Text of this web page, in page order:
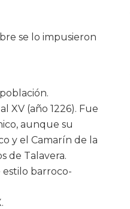
se lo impusieron
XV (año 1226). Fue
aunque su
y el Camarín de la
de Talavera.
estilo barroco-